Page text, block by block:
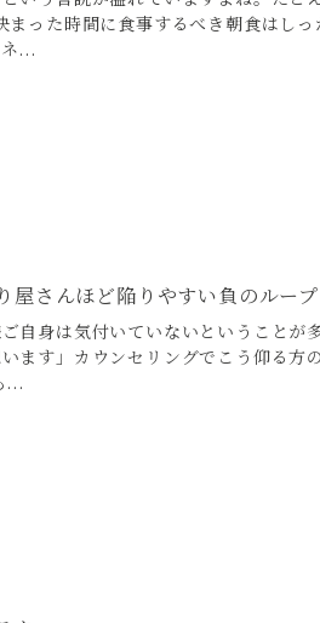
った時間に食事するべき朝食はしっ
...
屋さんほど陥りやすい負のループ
自身は気付いていないということが
ます」カウンセリングでこう仰る方
...